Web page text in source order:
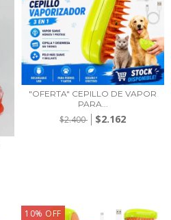
"OFERTA" CEPILLO DE VAPOR
PARA...
$2.400 $2.162
10% OFF